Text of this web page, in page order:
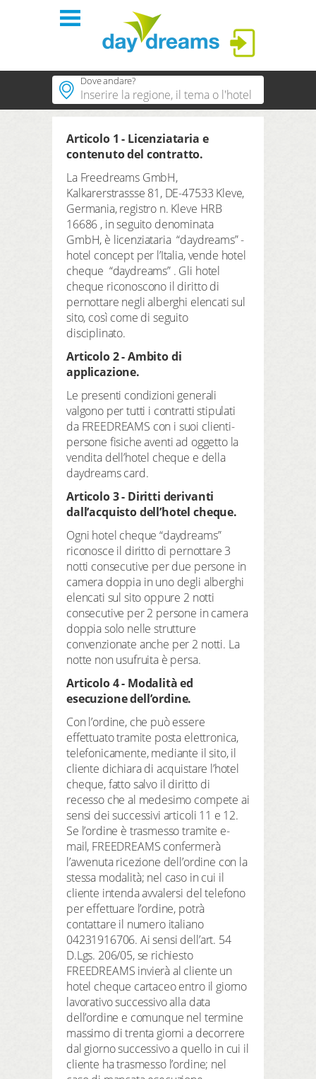
login
LOGIN
password dimenticata
REGISTRATI QUI
hotel a tema
contatto
shop
Login
profilo
prenotazione
prodotti
hotel preferiti
LOGIN
Dove andare?
Seleziona la regione e premi CERCA
Seleziona il tema e premi CERCA
Seleziona un hotel e premi CERCA
durata
3 Notti
Periodo di ricerca
Arrivo Partenza
numero di viaggiatori | camera
2 adulti, 0bambini 1
Articolo 1 - Licenziataria e
contenuto del contratto.
La Freedreams GmbH,
Kalkarerstrassse 81, DE-47533 Kleve,
Germania, registro n. Kleve HRB
16686 , in seguito denominata
GmbH, è licenziataria “daydreams” -
hotel concept per l’Italia, vende hotel
cheque “daydreams” . Gli hotel
cheque riconoscono il diritto di
pernottare negli alberghi elencati sul
sito, così come di seguito
disciplinato.
Articolo 2 - Ambito di
applicazione.
Le presenti condizioni generali
valgono per tutti i contratti stipulati
da FREEDREAMS con i suoi clienti-
persone fisiche aventi ad oggetto la
vendita dell’hotel cheque e della
daydreams card.
Articolo 3 - Diritti derivanti
dall’acquisto dell’hotel cheque.
Ogni hotel cheque “daydreams”
riconosce il diritto di pernottare 3
notti consecutive per due persone in
camera doppia in uno degli alberghi
elencati sul sito oppure 2 notti
consecutive per 2 persone in camera
doppia solo nelle strutture
convenzionate anche per 2 notti. La
notte non usufruita è persa.
Articolo 4 - Modalità ed
esecuzione dell’ordine.
Con l’ordine, che può essere
effettuato tramite posta elettronica,
telefonicamente, mediante il sito, il
cliente dichiara di acquistare l’hotel
cheque, fatto salvo il diritto di
recesso che al medesimo compete ai
sensi dei successivi articoli 11 e 12.
Se l’ordine è trasmesso tramite e-
mail, FREEDREAMS confermerà
l’avvenuta ricezione dell’ordine con la
stessa modalità; nel caso in cui il
cliente intenda avvalersi del telefono
per effettuare l’ordine, potrà
contattare il numero italiano
04231916706. Ai sensi dell’art. 54
D.Lgs. 206/05, se richiesto
FREEDREAMS invierà al cliente un
hotel cheque cartaceo entro il giorno
lavorativo successivo alla data
dell’ordine e comunque nel termine
massimo di trenta giorni a decorrere
dal giorno successivo a quello in cui il
cliente ha trasmesso l’ordine; nel